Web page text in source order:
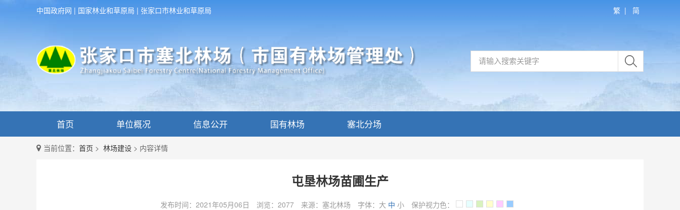
中国政府网 | 国家林业和草原局 | 张家口市林业和草原局 繁 | 简
首页 单位概况 信息公开 国有林场 塞北分场
当前位置： 首页 > 林场建设 > 内容详情
屯垦林场苗圃生产
发布时间：2021年05月06日 浏览：2077 来源：塞北林场 字体： 大 中 小 保护视力色：